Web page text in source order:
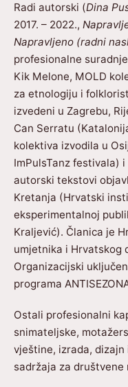
Radi autorski (Dina
2017. – 2022.,
Napravljeno (radni
profesionalne
Kik Melone, MOLD
za etnologiju i
izvedeni u Zagrebu,
Can Serratu
kolektiva izvodila u
ImPulsTanz festivala)
autorski tekstovi
Kretanja (Hrvatski
eksperimentalnoj
Kraljević). Članica je
umjetnika i Hrvatskog
Organizacijski
programa
Ostali profesionalni
snimateljske,
vještine, izrada,
sadržaja za